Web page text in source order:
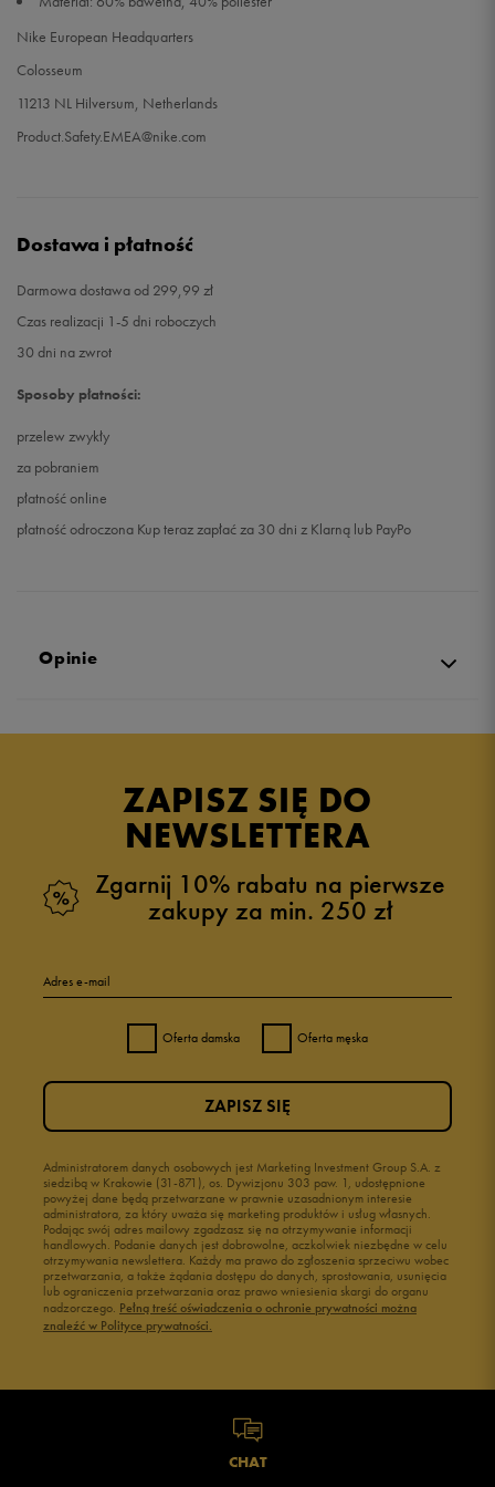
Nike European Headquarters
Colosseum
11213 NL Hilversum, Netherlands
Product.Safety.EMEA@nike.com
Dostawa i płatność
Darmowa dostawa od 299,99 zł
Czas realizacji 1-5 dni roboczych
30 dni na zwrot
Sposoby płatności:
przelew zwykły
za pobraniem
płatność online
płatność odroczona Kup teraz zapłać za 30 dni z Klarną lub PayPo
Opinie
ZAPISZ SIĘ DO
NEWSLETTERA
Zgarnij 10% rabatu na pierwsze
zakupy za min. 250 zł
Adres e-mail
Oferta damska Oferta męska
Administratorem danych osobowych jest Marketing Investment Group S.A. z
siedzibą w Krakowie (31-871), os. Dywizjonu 303 paw. 1, udostępnione
powyżej dane będą przetwarzane w prawnie uzasadnionym interesie
administratora, za który uważa się marketing produktów i usług własnych.
Podając swój adres mailowy zgadzasz się na otrzymywanie informacji
handlowych. Podanie danych jest dobrowolne, aczkolwiek niezbędne w celu
otrzymywania newslettera. Każdy ma prawo do zgłoszenia sprzeciwu wobec
przetwarzania, a także żądania dostępu do danych, sprostowania, usunięcia
lub ograniczenia przetwarzania oraz prawo wniesienia skargi do organu
nadzorczego. Pełną treść oświadczenia o ochronie prywatności można
znaleźć w Polityce prywatności.
ZAPISZ SIĘ
CHAT